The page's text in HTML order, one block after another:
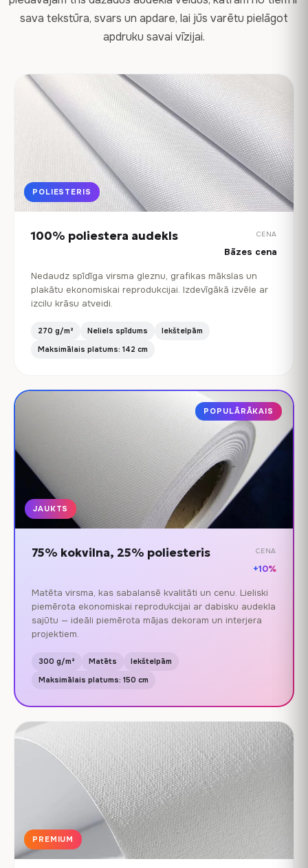
sava tekstūra, svars un apdare, lai jūs varētu pielāgot
apdruku savai vīzijai.
POLIESTERIS
100% poliestera audekls CENA
Bāzes cena
Nedaudz spīdīga virsma gleznu, grafikas mākslas un
plakātu ekonomiskai reprodukcijai. Izdevīgākā izvēle ar
izcilu krāsu atveidi.
270 g/m² Neliels spīdums
Iekštelpām
Maksimālais platums: 142 cm
POPULĀRĀKAIS
JAUKTS
75% kokvilna, 25% poliesteris CENA
+10%
Matēta virsma, kas sabalansē kvalitāti un cenu. Lieliski
piemērota ekonomiskai reprodukcijai ar dabisku audekla
sajūtu — ideāli piemērota mājas dekoram un interjera
projektiem.
300 g/m² Matēts
Iekštelpām
Maksimālais platums: 150 cm
PREMIUM